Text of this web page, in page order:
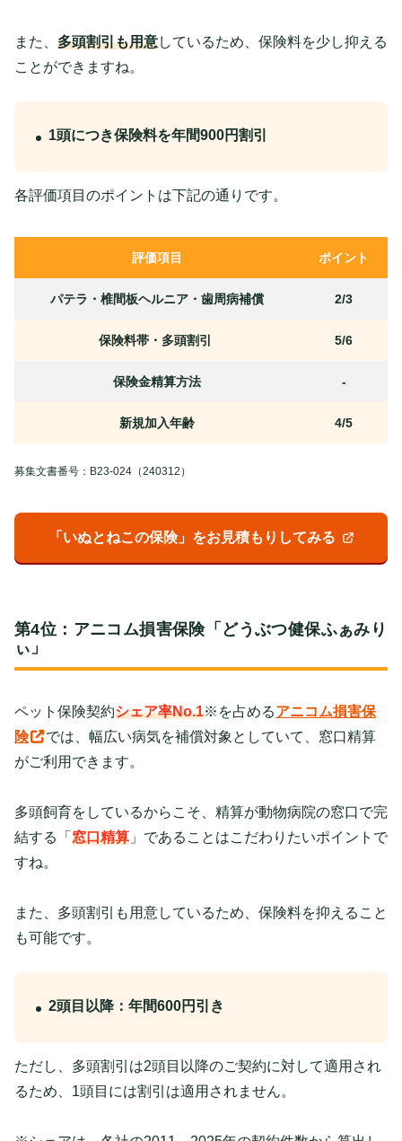
また、 多頭割引も用意しているため、保険料を少し抑える
ことができますね。
1頭につき保険料を年間900円割引
各評価項目のポイントは下記の通りです。
評価項目 ポイント
パテラ・椎間板ヘルニア・歯周病補償 2/3
保険料帯・多頭割引 5/6
保険金精算方法 -
新規加入年齢 4/5
募集文書番号：B23-024（240312）
「いぬとねこの保険」をお見積もりしてみる
第4位：アニコム損害保険「どうぶつ健保ふぁみり
ぃ」
ペット保険契約シェア率No.1※を占めるアニコム損害保
険
では、幅広い病気を補償対象としていて、窓口精算
がご利用できます。
多頭飼育をしているからこそ、精算が動物病院の窓口で完
結する「 窓口精算 」であることはこだわりたいポイントで
すね。
また、多頭割引も用意しているため、保険料を抑えること
も可能です。
2頭目以降：年間600円引き
ただし、多頭割引は2頭目以降のご契約に対して適用され
るため、1頭目には割引は適用されません。